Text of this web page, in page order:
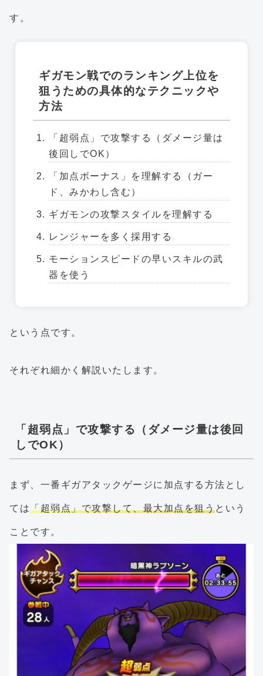
す。
ギガモン戦でのランキング上位を
狙うための具体的なテクニックや
方法
「超弱点」で攻撃する（ダメージ量は
後回しでOK）
「加点ボーナス」を理解する（ガー
ド、みかわし含む）
ギガモンの攻撃スタイルを理解する
レンジャーを多く採用する
モーションスピードの早いスキルの武
器を使う
という点です。
それぞれ細かく解説いたします。
「超弱点」で攻撃する（ダメージ量は後回
しでOK）
まず、一番ギガアタックゲージに加点する方法とし
ては「超弱点」で攻撃して、最大加点を狙うという
ことです。